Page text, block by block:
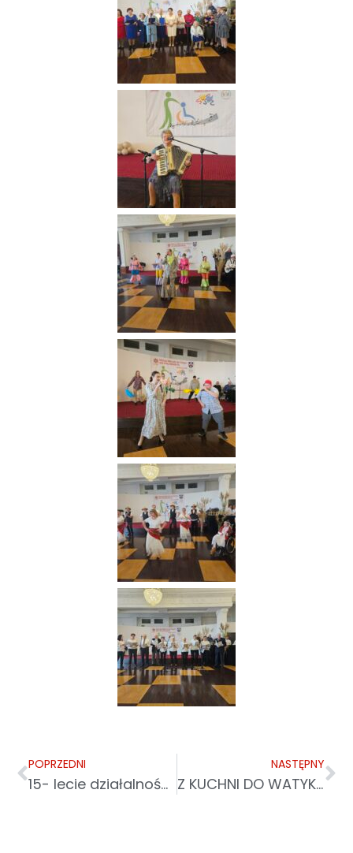
POPRZEDNI
15- lecie działalności Towarzystwa Przyjaciół Krośnieńskiego Hospicjum
NASTĘPNY
Z KUCHNI DO WATYKANU GASTRONOMICZNE PRZYGODY PODOPIECZNYCH CARITAS